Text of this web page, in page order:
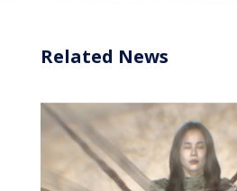
Related News